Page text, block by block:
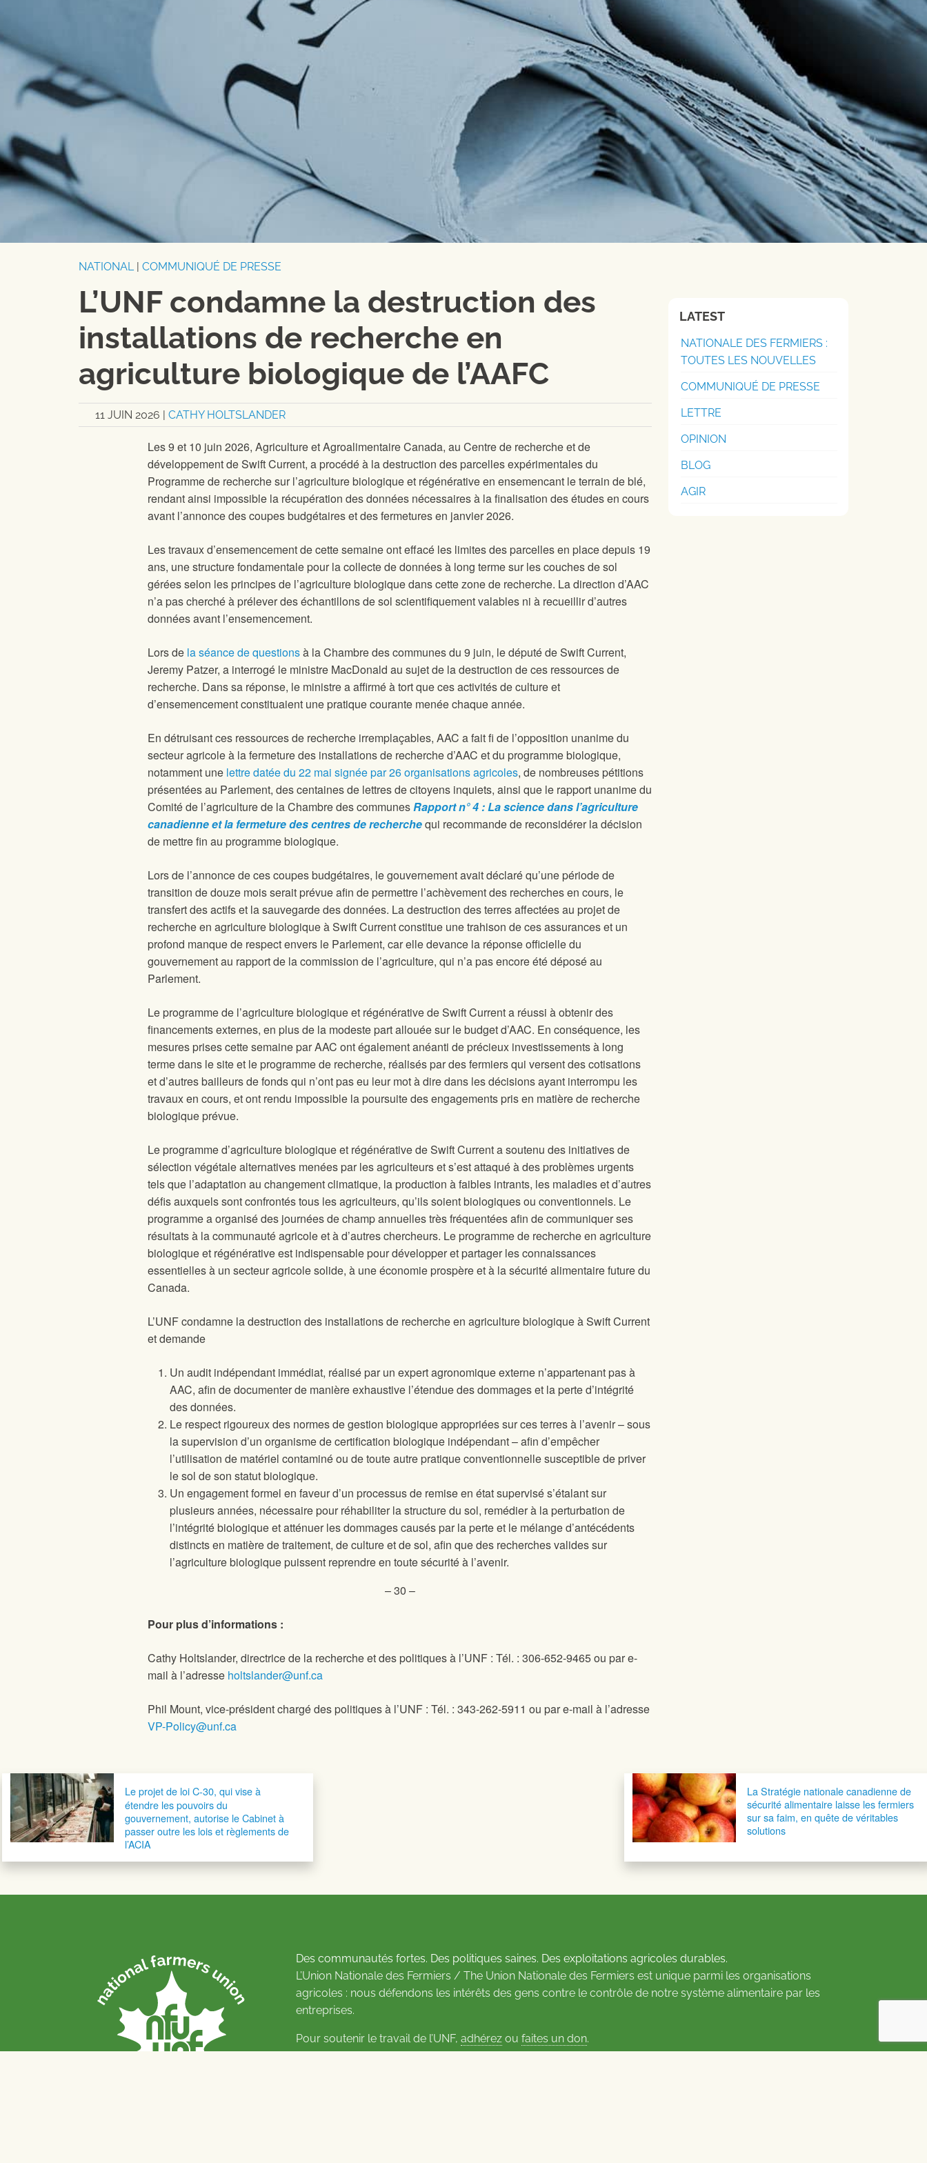
NATIONAL| COMMUNIQUÉ DE PRESSE
L’UNF condamne la destruction des
installations de recherche en
agriculture biologique de l’AAFC
11 JUIN 2026 CATHY HOLTSLANDER
Les 9 et 10 juin 2026, Agriculture et Agroalimentaire Canada, au Centre de recherche et de
développement de Swift Current, a procédé à la destruction des parcelles expérimentales du
Programme de recherche sur l’agriculture biologique et régénérative en ensemencant le terrain de blé,
rendant ainsi impossible la récupération des données nécessaires à la finalisation des études en cours
avant l’annonce des coupes budgétaires et des fermetures en janvier 2026.
Les travaux d’ensemencement de cette semaine ont effacé les limites des parcelles en place depuis 19
ans, une structure fondamentale pour la collecte de données à long terme sur les couches de sol
gérées selon les principes de l’agriculture biologique dans cette zone de recherche. La direction d’AAC
n’a pas cherché à prélever des échantillons de sol scientifiquement valables ni à recueillir d’autres
données avant l’ensemencement.
Lors de la séance de questionsà la Chambre des communes du 9 juin, le député de Swift Current,
Jeremy Patzer, a interrogé le ministre MacDonald au sujet de la destruction de ces ressources de
recherche. Dans sa réponse, le ministre a affirmé à tort que ces activités de culture et
d’ensemencement constituaient une pratique courante menée chaque année.
En détruisant ces ressources de recherche irremplaçables, AAC a fait fi de l’opposition unanime du
secteur agricole à la fermeture des installations de recherche d’AAC et du programme biologique,
notamment une lettre datée du 22 mai signée par 26 organisations agricoles, de nombreuses pétitions
présentées au Parlement, des centaines de lettres de citoyens inquiets, ainsi que le rapport unanime du
Comité de l’agriculture de la Chambre des communesRapport n° 4 : La science dans l’agriculture
canadienne et la fermeture des centres de recherchequi recommande de reconsidérer la décision
de mettre fin au programme biologique.
Lors de l’annonce de ces coupes budgétaires, le gouvernement avait déclaré qu’une période de
transition de douze mois serait prévue afin de permettre l’achèvement des recherches en cours, le
transfert des actifs et la sauvegarde des données. La destruction des terres affectées au projet de
recherche en agriculture biologique à Swift Current constitue une trahison de ces assurances et un
profond manque de respect envers le Parlement, car elle devance la réponse officielle du
gouvernement au rapport de la commission de l’agriculture, qui n’a pas encore été déposé au
Parlement.
Le programme de l’agriculture biologique et régénérative de Swift Current a réussi à obtenir des
financements externes, en plus de la modeste part allouée sur le budget d’AAC. En conséquence, les
mesures prises cette semaine par AAC ont également anéanti de précieux investissements à long
terme dans le site et le programme de recherche, réalisés par des fermiers qui versent des cotisations
et d’autres bailleurs de fonds qui n’ont pas eu leur mot à dire dans les décisions ayant interrompu les
travaux en cours, et ont rendu impossible la poursuite des engagements pris en matière de recherche
biologique prévue.
Le programme d’agriculture biologique et régénérative de Swift Current a soutenu des initiatives de
sélection végétale alternatives menées par les agriculteurs et s’est attaqué à des problèmes urgents
tels que l’adaptation au changement climatique, la production à faibles intrants, les maladies et d’autres
défis auxquels sont confrontés tous les agriculteurs, qu’ils soient biologiques ou conventionnels. Le
programme a organisé des journées de champ annuelles très fréquentées afin de communiquer ses
résultats à la communauté agricole et à d’autres chercheurs. Le programme de recherche en agriculture
biologique et régénérative est indispensable pour développer et partager les connaissances
essentielles à un secteur agricole solide, à une économie prospère et à la sécurité alimentaire future du
Canada.
L’UNF condamne la destruction des installations de recherche en agriculture biologique à Swift Current
et demande
Un audit indépendant immédiat, réalisé par un expert agronomique externe n’appartenant pas à
AAC, afin de documenter de manière exhaustive l’étendue des dommages et la perte d’intégrité
des données.
Le respect rigoureux des normes de gestion biologique appropriées sur ces terres à l’avenir – sous
la supervision d’un organisme de certification biologique indépendant – afin d’empêcher
l’utilisation de matériel contaminé ou de toute autre pratique conventionnelle susceptible de priver
le sol de son statut biologique.
Un engagement formel en faveur d’un processus de remise en état supervisé s’étalant sur
plusieurs années, nécessaire pour réhabiliter la structure du sol, remédier à la perturbation de
l’intégrité biologique et atténuer les dommages causés par la perte et le mélange d’antécédents
distincts en matière de traitement, de culture et de sol, afin que des recherches valides sur
l’agriculture biologique puissent reprendre en toute sécurité à l’avenir.
– 30 –
Pour plus d’informations :
Cathy Holtslander, directrice de la recherche et des politiques à l’UNF : Tél. : 306-652-9465 ou par e-
mail à l’adresse holtslander@unf.ca
Phil Mount, vice-président chargé des politiques à l’UNF : Tél. : 343-262-5911 ou par e-mail à l’adresse
VP-Policy@unf.ca
LATEST
NATIONALE DES FERMIERS :
TOUTES LES NOUVELLES
COMMUNIQUÉ DE PRESSE
LETTRE
OPINION
BLOG
AGIR
Navigation postale
Le projet de loi C-30, qui vise à
étendre les pouvoirs du
gouvernement, autorise le Cabinet à
passer outre les lois et règlements de
l’ACIA
La Stratégie nationale canadienne de
sécurité alimentaire laisse les fermiers
sur sa faim, en quête de véritables
solutions
Des communautés fortes. Des politiques saines. Des exploitations agricoles durables.
L’Union Nationale des Fermiers / The Union Nationale des Fermiers est unique parmi les organisations
agricoles : nous défendons les intérêts des gens contre le contrôle de notre système alimentaire par les
entreprises.
Pour soutenir le travail de l’UNF, adhérez ou faites un don.